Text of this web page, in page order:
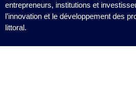
entrepreneurs, institutions et
l’innovation et le développement des
littoral.